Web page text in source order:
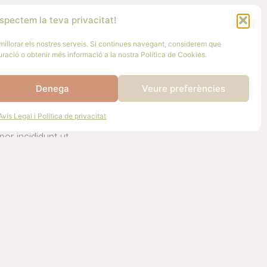
la teva privacitat!
els nostres serveis. Si continues navegant, considerem que
o obtenir més informació a la nostra Política de Cookies.
Denega Veure preferències
Legal i Política de privacitat
and
incididunt ut